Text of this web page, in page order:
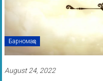
Барномаҳо
August 24, 2022